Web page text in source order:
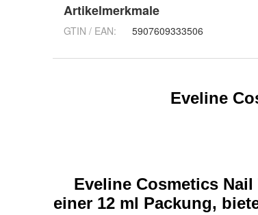
Artikelmerkmale
GTIN / EAN: 5907609333506